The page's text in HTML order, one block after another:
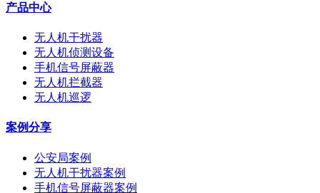
产品中心
无人机干扰器
无人机侦测设备
手机信号屏蔽器
无人机拦截器
无人机巡逻
案例分享
公安局案例
无人机干扰器案例
手机信号屏蔽器案例